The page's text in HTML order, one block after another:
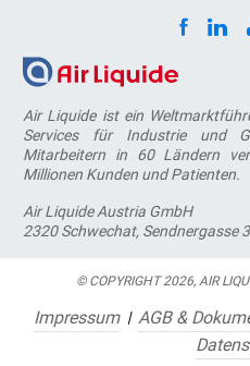
Air Liquide ist ein
Services für Industrie und
Mitarbeitern in 60 Ländern
Millionen Kunden und Patienten.
Air Liquide Austria GmbH
2320 Schwechat, Sendnergasse
© COPYRIGHT 2026, AIR
Impressum AGB &